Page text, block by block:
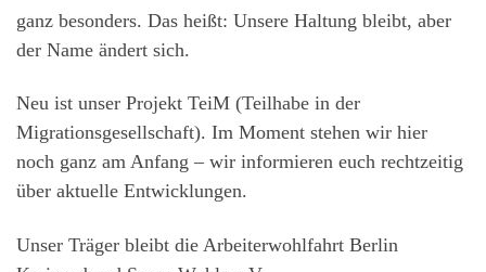
ganz besonders. Das heißt: Unsere Haltung bleibt, aber
der Name ändert sich.
Neu ist unser Projekt TeiM (Teilhabe in der
Migrationsgesellschaft). Im Moment stehen wir hier
noch ganz am Anfang – wir informieren euch rechtzeitig
über aktuelle Entwicklungen.
Unser Träger bleibt die Arbeiterwohlfahrt Berlin